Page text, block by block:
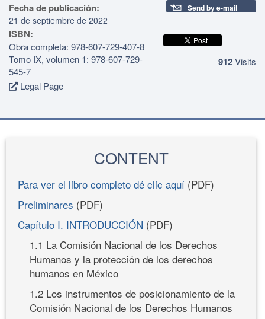
Fecha de publicación:
21 de septiembre de 2022
ISBN:
Obra completa: 978-607-729-407-8
Tomo IX, volumen 1: 978-607-729-
545-7
Legal Page
Send by e-mail
912Visits
CONTENT
Para ver el libro completo dé clic aquí (PDF)
Preliminares (PDF)
Capítulo I. INTRODUCCIÓN (PDF)
1.1 La Comisión Nacional de los Derechos
Humanos y la protección de los derechos
humanos en México
1.2 Los instrumentos de posicionamiento de la
Comisión Nacional de los Derechos Humanos